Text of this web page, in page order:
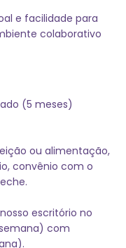
e facilidade para
colaborativo
(5 meses)
ou alimentação,
convênio com o
escritório no
com